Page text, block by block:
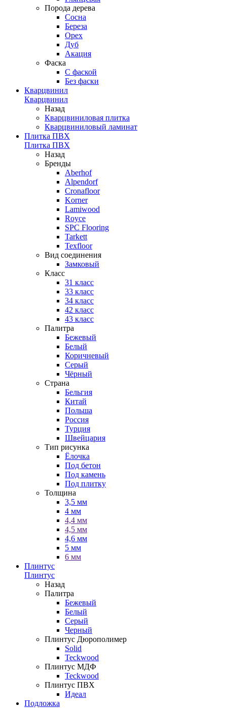
Порода дерева
Сосна
Береза
Орех
Дуб
Акация
Фаска
С фаской
Без фаски
Кварцвинил
Кварцвинил
Назад
Кварцвиниловая плитка
Кварцвиниловый ламинат
Плитка ПВХ
Плитка ПВХ
Назад
Бренды
Aberhof
Alpendorf
Cronafloor
Korner
Lamiwood
Royce
SPC Flooring
Tarkett
Texfloor
Вид соединения
Замковый
Класс
31 класс
33 класс
34 класс
42 класс
43 класс
Палитра
Бежевый
Белый
Коричневый
Серый
Чёрный
Страна
Бельгия
Китай
Польша
Россия
Турция
Швейцария
Тип рисунка
Ёлочка
Под бетон
Под камень
Под плитку
Толщина
3,5 мм
4 мм
4,4 мм
4,5 мм
4,6 мм
5 мм
6 мм
Плинтус
Плинтус
Назад
Палитра
Бежевый
Белый
Серый
Черный
Плинтус Дюрополимер
Solid
Teckwood
Плинтус МДФ
Teckwood
Плинтус ПВХ
Идеал
Подложка